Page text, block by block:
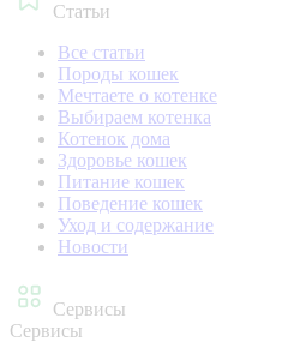
Статьи
Все статьи
Породы кошек
Мечтаете о котенке
Выбираем котенка
Котенок дома
Здоровье кошек
Питание кошек
Поведение кошек
Уход и содержание
Новости
Сервисы
Сервисы